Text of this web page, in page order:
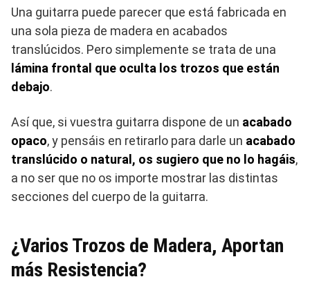
Una guitarra puede parecer que está fabricada en
una sola pieza de madera en acabados
translúcidos. Pero simplemente se trata de una
lámina frontal que oculta los trozos que están
debajo.
Así que, si vuestra guitarra dispone de un acabado
opaco, y pensáis en retirarlo para darle un acabado
translúcido o natural, os sugiero que no lo hagáis,
a no ser que no os importe mostrar las distintas
secciones del cuerpo de la guitarra.
¿Varios Trozos de Madera, Aportan
más Resistencia?